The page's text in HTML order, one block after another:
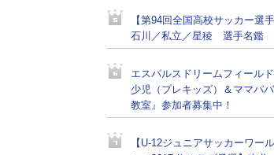
【第94回全国高校サッカー選
石川／私立／星稜 選手名鑑
エスパルスドリームフィール
少児（プレキッズ）＆ママパ
教室』参加者募集中！
【U-12ジュニアサッカーワー